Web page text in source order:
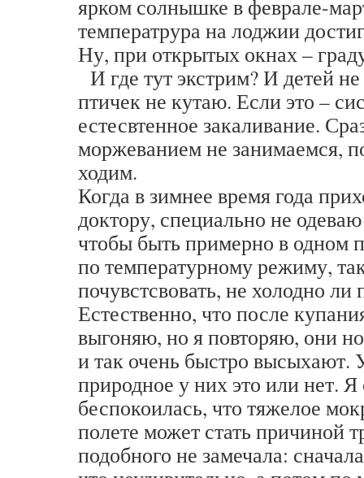
ярком солнышке в феврале-
температрура на лоджии
Ну, при открытых окнах –
И где тут экстрим? И детей
птичек не кутаю. Если это –
естесвтенное закаливание.
моржеванием не занимаемся,
ходим.
Когда в зимнее время года
доктору, специально не
чтобы быть примерно в одном
по температурному режиму,
почувстсвовать, не холодно ли
Естественно, что после
выгоняю, но я повторяю, они
и так очень быстро высыхают.
природное у них это или нет. Я
беспокоилась, что тяжелое
полете может стать причиной
подобного не замечала: